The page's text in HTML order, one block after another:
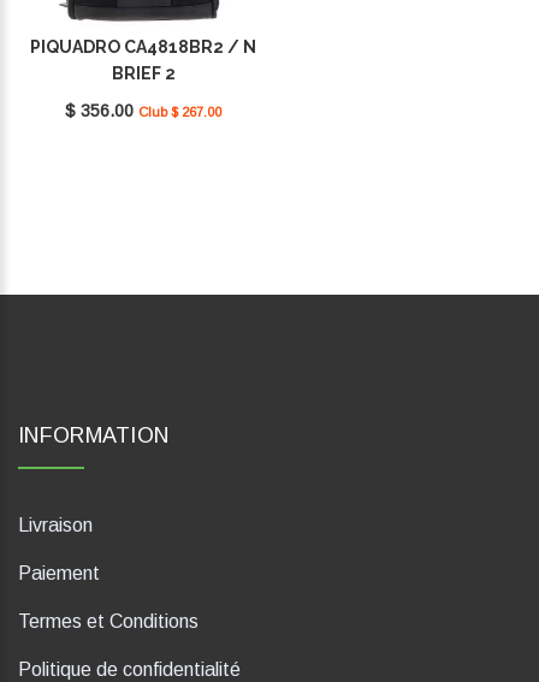
PIQUADRO CA4818BR2 / N
BRIEF 2
$ 356.00 Club $ 267.00
INFORMATION
Livraison
Paiement
Termes et Conditions
Politique de confidentialité